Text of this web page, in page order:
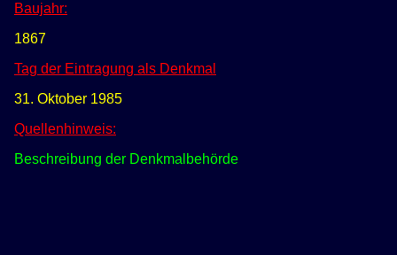
Baujahr:
1867
Tag der Eintragung als Denkmal
31. Oktober 1985
Quellenhinweis:
Beschreibung der Denkmalbehörde